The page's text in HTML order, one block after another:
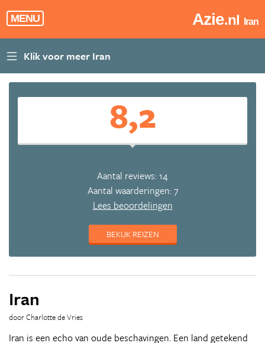
MENU Azie.nl Iran
8,2
Aantal reviews: 14
Aantal waarderingen: 7
Lees beoordelingen
BEKIJK REIZEN
Iran
door Charlotte de Vries
Iran is een echo van oude beschavingen. Een land getekend